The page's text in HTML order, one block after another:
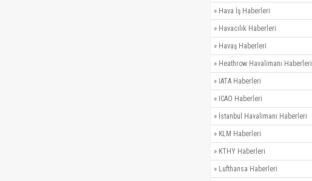
» Hava İş Haberleri
» Havacılık Haberleri
» Havaş Haberleri
» Heathrow Havalimanı Haberleri
» IATA Haberleri
» ICAO Haberleri
» İstanbul Havalimanı Haberleri
» KLM Haberleri
» KTHY Haberleri
» Lufthansa Haberleri